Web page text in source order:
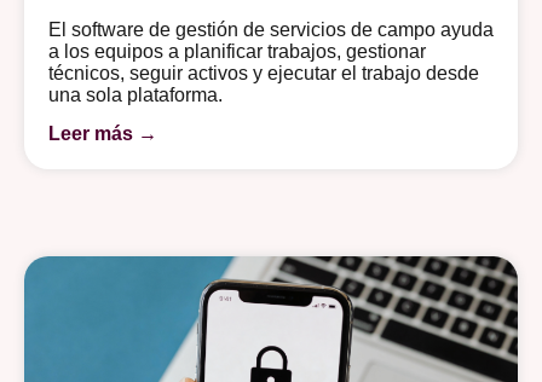
El software de gestión de servicios de campo ayuda
a los equipos a planificar trabajos, gestionar
técnicos, seguir activos y ejecutar el trabajo desde
una sola plataforma.
Leer más →